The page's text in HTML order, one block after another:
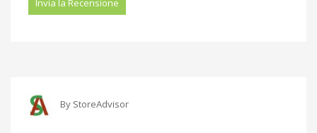
By StoreAdvisor